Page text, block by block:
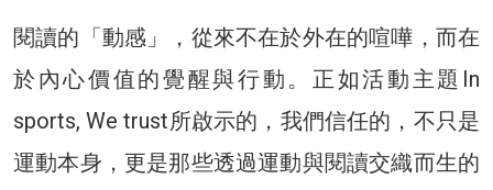
閱讀的「動感」，從來不在於外在的喧嘩，而在
於內心價值的覺醒與行動。正如活動主題In
sports, We trust所啟示的，我們信任的，不只是
運動本身，更是那些透過運動與閱讀交織而生的